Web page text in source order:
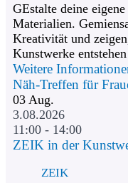
GEstalte deine
Materialien.
Kreativität und
Kunstwerke
Weitere
Näh-Treffen für
03 Aug.
3.08.2026
11:00 - 14:00
ZEIK in der
ZEIK